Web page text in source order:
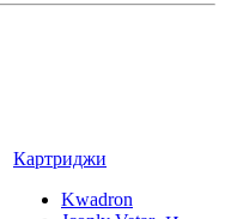
Картриджи
Kwadron